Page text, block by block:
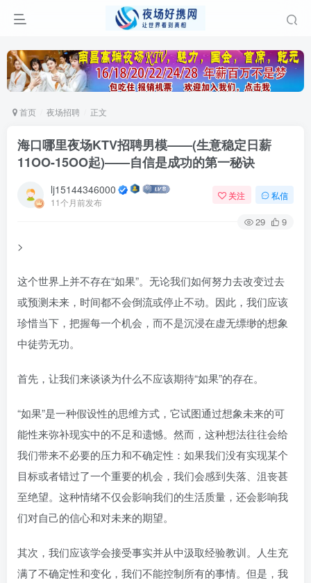
首页 夜场招聘 正文
海口哪里夜场KTV招聘男模——(生意稳定日薪
11OO-15OO起)——自信是成功的第一秘诀
lj15144346000
11个月前发布
关注 私信
29 9
>
这个世界上并不存在“如果”。无论我们如何努力去改变过去
或预测未来，时间都不会倒流或停止不动。因此，我们应该
珍惜当下，把握每一个机会，而不是沉浸在虚无缥缈的想象
中徒劳无功。
首先，让我们来谈谈为什么不应该期待“如果”的存在。
“如果”是一种假设性的思维方式，它试图通过想象未来的可
能性来弥补现实中的不足和遗憾。然而，这种想法往往会给
我们带来不必要的压力和不确定性：如果我们没有实现某个
目标或者错过了一个重要的机会，我们会感到失落、沮丧甚
至绝望。这种情绪不仅会影响我们的生活质量，还会影响我
们对自己的信心和对未来的期望。
其次，我们应该学会接受事实并从中汲取经验教训。人生充
满了不确定性和变化，我们不能控制所有的事情。但是，我